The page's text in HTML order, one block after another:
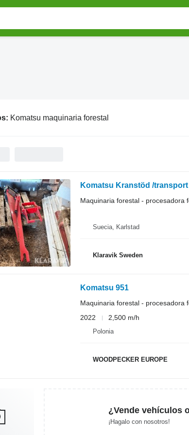
Komatsu maquinaria forestal
Komatsu Kranstöd /
Maquinaria forestal - procesadora
Suecia, Karlstad
Klaravik Sweden
Komatsu 951
Maquinaria forestal - procesadora
2022
2,500 m/h
Polonia
WOODPECKER EUROPE
¿Vende vehículos
¡Hagalo con nosotros!